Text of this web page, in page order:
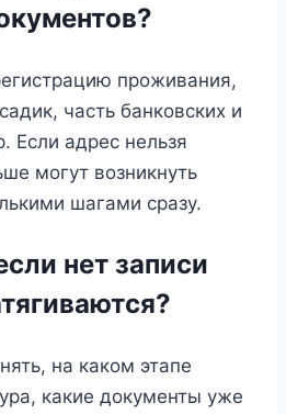
проживания,
часть банковских и
Если адрес нельзя
могут возникнуть
шагами сразу.
нет записи
на каком этапе
какие документы уже